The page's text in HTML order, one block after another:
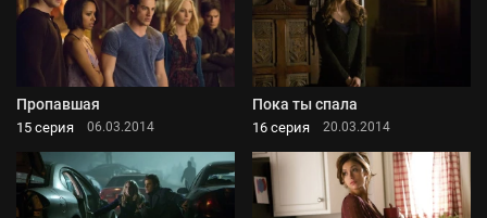
Пропавшая
15 серия 06.03.2014
Пока ты спала
16 серия 20.03.2014